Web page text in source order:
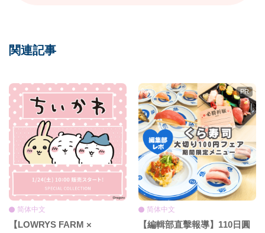
関連記事
简体中文
【LOWRYS FARM ×
简体中文
【編輯部直擊報導】110日圓